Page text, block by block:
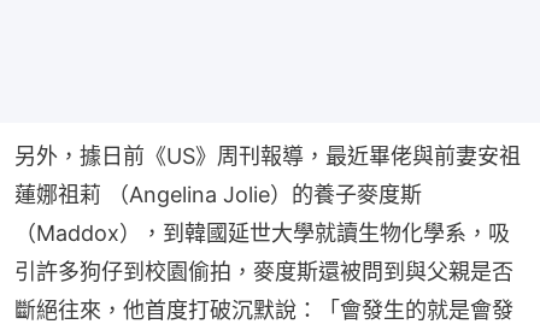
另外，據日前《US》周刊報導，最近畢佬與前妻安祖
蓮娜祖莉 （Angelina Jolie）的養子麥度斯
（Maddox），到韓國延世大學就讀生物化學系，吸
引許多狗仔到校園偷拍，麥度斯還被問到與父親是否
斷絕往來，他首度打破沉默說：「會發生的就是會發